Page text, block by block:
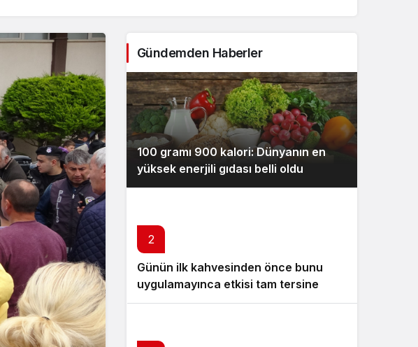
Gündemden Haberler
100 gramı 900 kalori: Dünyanın en
yüksek enerjili gıdası belli oldu
2
Günün ilk kahvesinden önce bunu
uygulamayınca etkisi tam tersine
dönüyor